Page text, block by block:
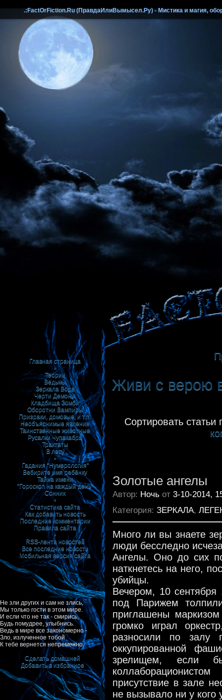
.:FactOrFiction.Ru (ПравдаИлиВымысел.Ру) - Мистика и магия,
Главная страница
•
Теории
Ведьмы
Зеркала Вода
Черти Демоны
Кладбища Зомби
Оборотни Вампиры
Призраки, домовые, и т.п.
Необъяснимые явления
Таинственные животные
Русалки Чупакабра
Трактаты
В лесу
•
Гадания "Нумерология"
Вебирите имя ребёнку
Тайна имени
"Гороскоп на каждый день"
Сонник
•
Статистика сайта
Как добавить новость
Последние комментарии
Правила сайта
•
RSS-лента новостей
Все последние новости
Мобильная версия сайта
Не зли других и сам не злись,
Мы только гости в этом мире.
И если что не так - смирись,
Будь помудрее, улыбнись.
Ведь в мире все закономерно -
Зло, излученное тобой
К тебе вернется непременно.
Сделать домашней
|
Добавить в избранное
Живи с верою
Сортировать статьи
Золотые ангелы
Автор: Ночь от 3-10-2014,
Категория: ЗЕРКАЛА,
Много ли вы знаете
люди бесследно
Ангелы. Оно до сих
наткнетесь на него,
убийцы.
Вечером, 10
под Парижем
приглашены
громко играл
разносили по залу
оккупированной
зрелищем, если
присутствие в зале
не вызывало ни у кого